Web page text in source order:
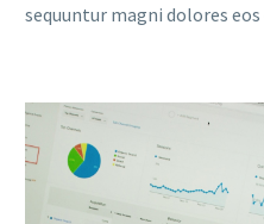
sequuntur magni dolores